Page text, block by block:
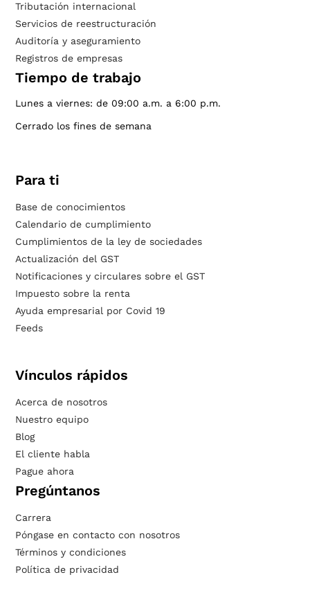
Tributación internacional
Servicios de reestructuración
Auditoría y aseguramiento
Registros de empresas
Tiempo de trabajo
Lunes a viernes: de 09:00 a.m. a 6:00 p.m.
Cerrado los fines de semana
Para ti
Base de conocimientos
Calendario de cumplimiento
Cumplimientos de la ley de sociedades
Actualización del GST
Notificaciones y circulares sobre el GST
Impuesto sobre la renta
Ayuda empresarial por Covid 19
Feeds
Vínculos rápidos
Acerca de nosotros
Nuestro equipo
Blog
El cliente habla
Pague ahora
Pregúntanos
Carrera
Póngase en contacto con nosotros
Términos y condiciones
Política de privacidad